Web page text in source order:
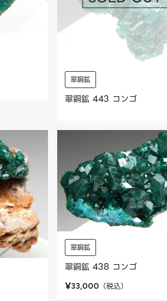
翠銅鉱
翠銅鉱 443 コンゴ
翠銅鉱
翠銅鉱 438 コンゴ
¥33,000 （税込）